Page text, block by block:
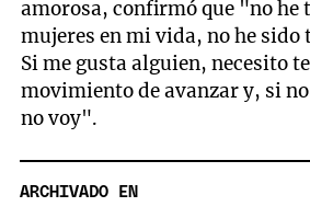
amorosa, confirmó que "no he
mujeres en mi vida, no he sido
Si me gusta alguien, necesito
movimiento de avanzar y, si
no voy".
ARCHIVADO EN